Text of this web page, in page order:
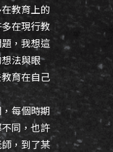
教育上的
在現行教
，我想這
法與眼
育在自己
每個時期
同，也許
，到了某